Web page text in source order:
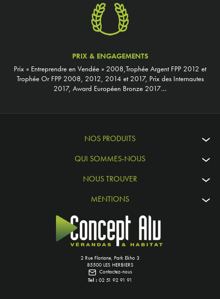
PRIX & ENGAGEMENTS
Prix « Entreprendre en Vendée » 2008,Trophée Argent FPP 2012 et
Trophée Or FPP 2008, 2012, 2014 et 2017, Prix des Internautes
2017, Award Européen Bronze 2017…
NOS PRODUITS
QUI SOMMES-NOUS
NOUS TROUVER
MENTIONS
2 Rue Floriane, Park Ekho 3
85500 LES HERBIERS
Contactez-nous
Tel : 02 51 92 91 91